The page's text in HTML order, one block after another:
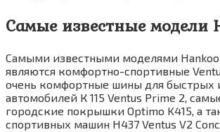
Самые известные модели
Самыми известными моделями
являются комфортно-спортивные
очень комфортные шины для быстрых
автомобилей К 115 Ventus Prime 2,
городские покрышки Optimo K415, а
спортивных машин H437 Ventus V2